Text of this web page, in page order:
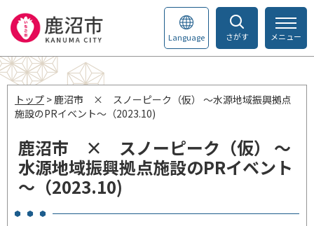
さがす
Language メニュー
トップ > 鹿沼市 × スノーピーク（仮） ～水源地域振興拠点
施設のPRイベント～（2023.10)
鹿沼市 × スノーピーク（仮） ～
水源地域振興拠点施設のPRイベント
～（2023.10)